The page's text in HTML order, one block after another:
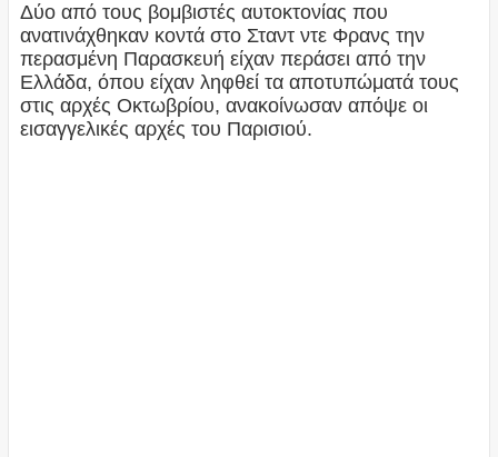
Δύο από τους βομβιστές αυτοκτονίας που
ανατινάχθηκαν κοντά στο Σταντ ντε Φρανς την
περασμένη Παρασκευή είχαν περάσει από την
Ελλάδα, όπου είχαν ληφθεί τα αποτυπώματά τους
στις αρχές Οκτωβρίου, ανακοίνωσαν απόψε οι
εισαγγελικές αρχές του Παρισιού.